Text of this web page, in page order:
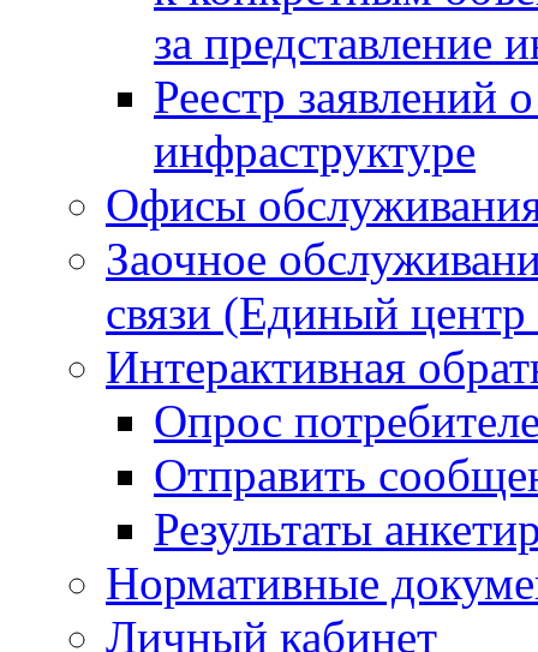
за представление
Реестр заявлений
инфраструктуре
Офисы
Заочное
связи (Единый
Интерактивная
Опрос
Отправить
Результаты
Нормативные
Личный кабинет